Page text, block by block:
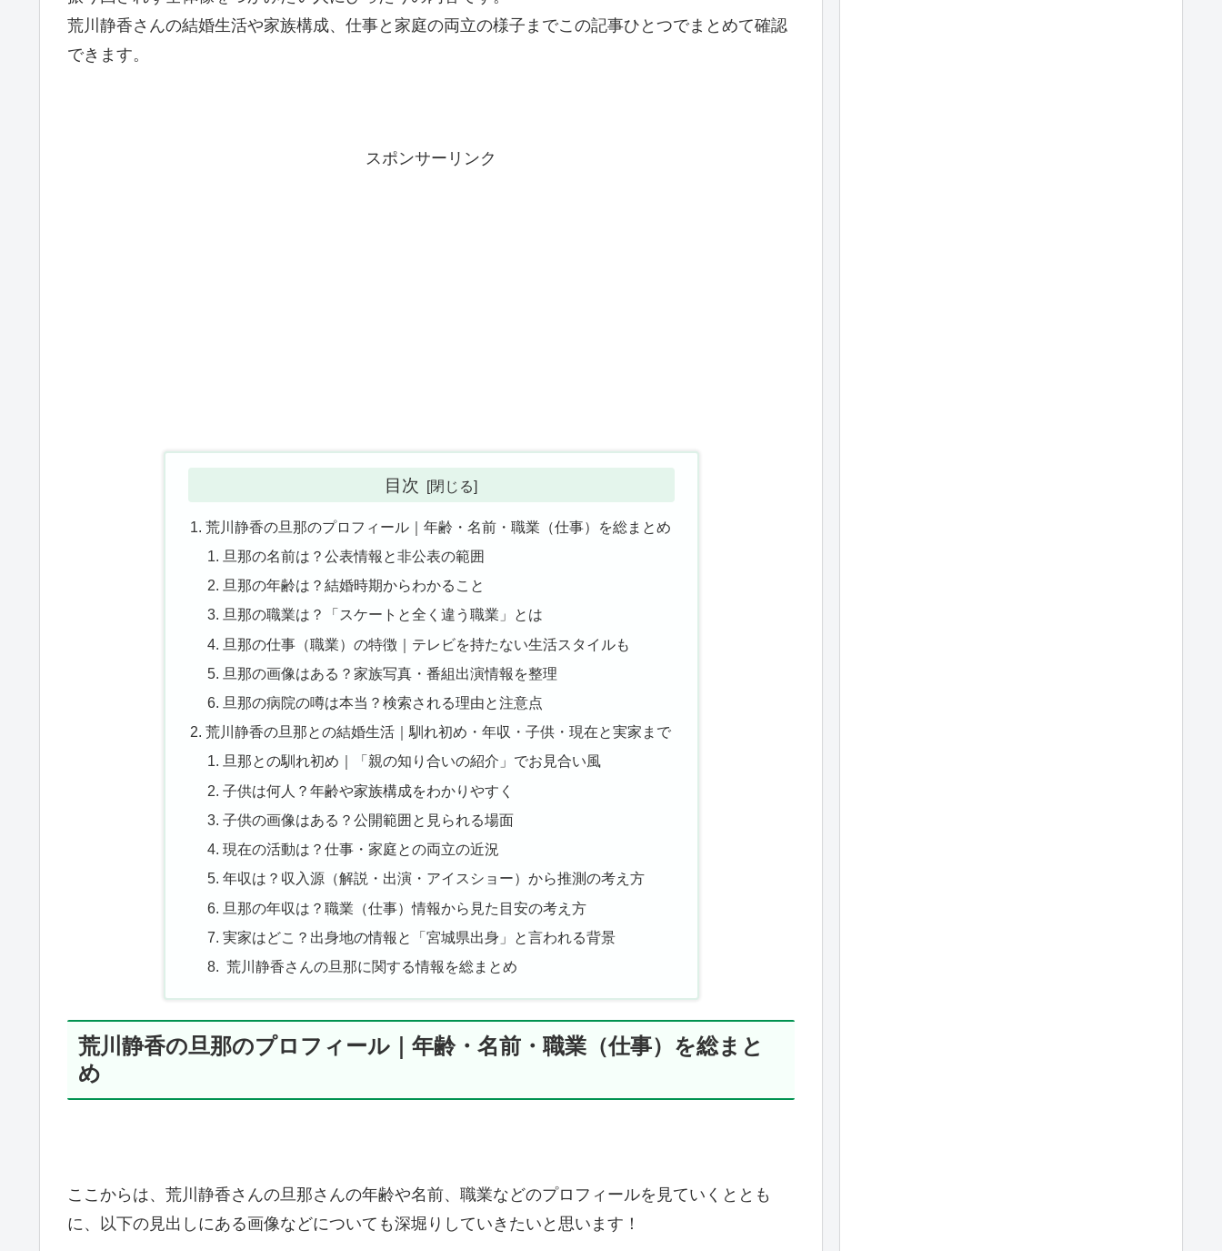
荒川静香さんの結婚生活や家族構成、仕事と家庭の両立の様子までこの記事ひとつでまとめて確認
できます。
スポンサーリンク
目次
荒川静香の旦那のプロフィール｜年齢・名前・職業（仕事）を総まとめ
旦那の名前は？公表情報と非公表の範囲
旦那の年齢は？結婚時期からわかること
旦那の職業は？「スケートと全く違う職業」とは
旦那の仕事（職業）の特徴｜テレビを持たない生活スタイルも
旦那の画像はある？家族写真・番組出演情報を整理
旦那の病院の噂は本当？検索される理由と注意点
荒川静香の旦那との結婚生活｜馴れ初め・年収・子供・現在と実家まで
旦那との馴れ初め｜「親の知り合いの紹介」でお見合い風
子供は何人？年齢や家族構成をわかりやすく
子供の画像はある？公開範囲と見られる場面
現在の活動は？仕事・家庭との両立の近況
年収は？収入源（解説・出演・アイスショー）から推測の考え方
旦那の年収は？職業（仕事）情報から見た目安の考え方
実家はどこ？出身地の情報と「宮城県出身」と言われる背景
荒川静香さんの旦那に関する情報を総まとめ
荒川静香の旦那のプロフィール｜年齢・名前・職業（仕事）を総まと
め
ここからは、荒川静香さんの旦那さんの年齢や名前、職業などのプロフィールを見ていくととも
に、以下の見出しにある画像などについても深堀りしていきたいと思います！